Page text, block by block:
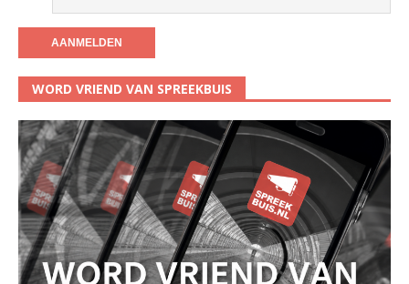
WORD VRIEND VAN SPREEKBUIS